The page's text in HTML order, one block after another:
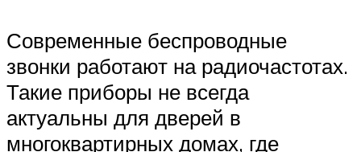
Современные беспроводные
звонки работают на радиочастотах.
Такие приборы не всегда
актуальны для дверей в
многоквартирных домах, где